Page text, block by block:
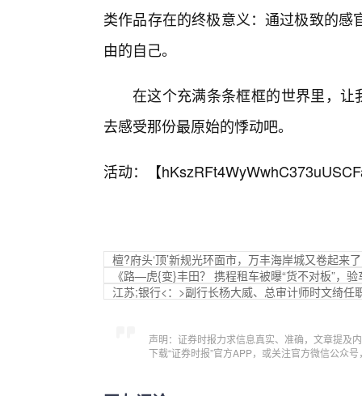
类作品存在的终极意义：通过极致的
由的自己。
在这个充满条条框框的世界里，让
去感受那份最原始的悸动吧。
活动：【
檀?府头‘顶’新规光环面市，万丰海岸城又卷起来了
《路—虎{变}丰田？ 携程租车被曝“货不对板”，
江苏;银行<：>副行长杨大威、总审计师时文绮任
声明：证券时报力求信息真实、准确，文章提及
下载“证券时报”官方APP，或关注官方微信公众